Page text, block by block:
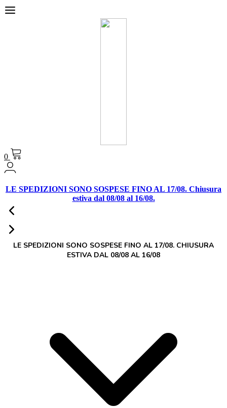
0
LE SPEDIZIONI SONO SOSPESE FINO AL 17/08. Chiusura
estiva dal 08/08 al 16/08.
LE SPEDIZIONI SONO SOSPESE FINO AL 17/08. CHIUSURA
ESTIVA DAL 08/08 AL 16/08